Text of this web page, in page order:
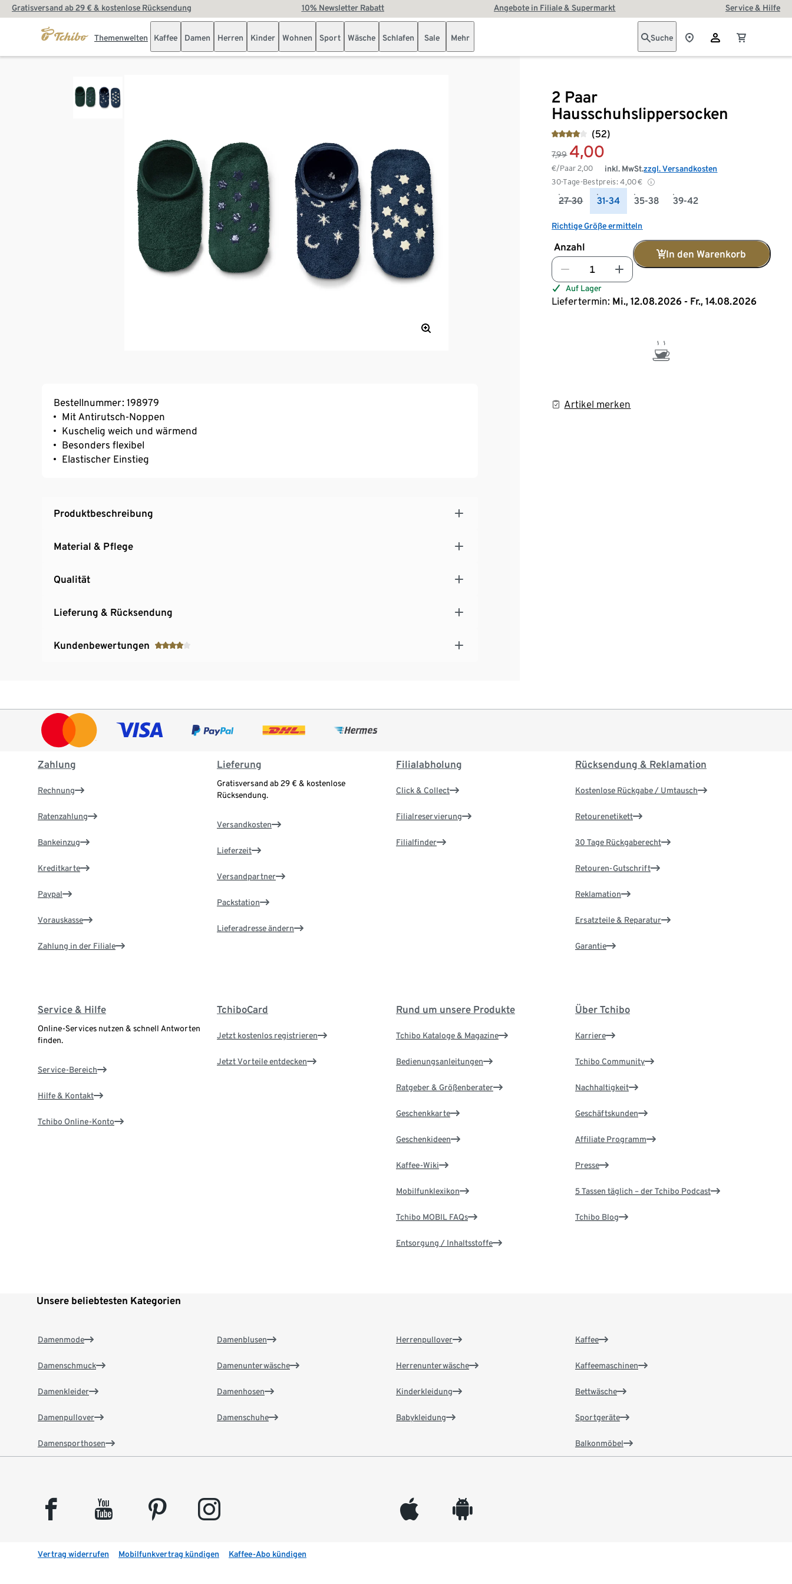
Gratisversand ab 29 € & kostenlose Rücksendung 10% Newsletter Rabatt Angebote in Filiale & Supermarkt Service & Hilfe
Themenwelten Kaffee Damen Herren Kinder Wohnen Sport Wäsche Schlafen Sale Mehr Suche
2 Paar
Hausschuhslippersocken
(52)
7,99 4,00
€/Paar2,00
30-Tage-Bestpreis: 4,00€
inkl. MwSt.zzgl. Versandkosten
27-30 31-34 35-38 39-42
Richtige Größe ermitteln
Anzahl
In den Warenkorb
Auf Lager
Liefertermin: Mi., 12.08.2026 - Fr., 14.08.2026
Artikel merken
Bestellnummer: 198979
Mit Antirutsch-Noppen
Kuschelig weich und wärmend
Besonders flexibel
Elastischer Einstieg
Produktbeschreibung
Material & Pflege
Qualität
Lieferung & Rücksendung
Kundenbewertungen
Zahlung
Rechnung
Ratenzahlung
Bankeinzug
Kreditkarte
Paypal
Vorauskasse
Zahlung in der Filiale
Lieferung
Gratisversand ab 29 € & kostenlose
Rücksendung.
Versandkosten
Lieferzeit
Versandpartner
Packstation
Lieferadresse ändern
Filialabholung
Click & Collect
Filialreservierung
Filialfinder
Rücksendung & Reklamation
Kostenlose Rückgabe / Umtausch
Retourenetikett
30 Tage Rückgaberecht
Retouren-Gutschrift
Reklamation
Ersatzteile & Reparatur
Garantie
Service & Hilfe
Online-Services nutzen & schnell Antworten
finden.
Service-Bereich
Hilfe & Kontakt
Tchibo Online-Konto
TchiboCard
Jetzt kostenlos registrieren
Jetzt Vorteile entdecken
Rund um unsere Produkte
Tchibo Kataloge & Magazine
Bedienungsanleitungen
Ratgeber & Größenberater
Geschenkkarte
Geschenkideen
Kaffee-Wiki
Mobilfunklexikon
Tchibo MOBIL FAQs
Entsorgung / Inhaltsstoffe
Über Tchibo
Karriere
Tchibo Community
Nachhaltigkeit
Geschäftskunden
Affiliate Programm
Presse
5 Tassen täglich – der Tchibo Podcast
Tchibo Blog
Unsere beliebtesten Kategorien
Damenmode
Damenschmuck
Damenkleider
Damenpullover
Damensporthosen
Damenblusen
Damenunterwäsche
Damenhosen
Damenschuhe
Herrenpullover
Herrenunterwäsche
Kinderkleidung
Babykleidung
Kaffee
Kaffeemaschinen
Bettwäsche
Sportgeräte
Balkonmöbel
facebook youtube pinterest instagram appleinc android
Vertrag widerrufen Mobilfunkvertrag kündigen Kaffee-Abo kündigen